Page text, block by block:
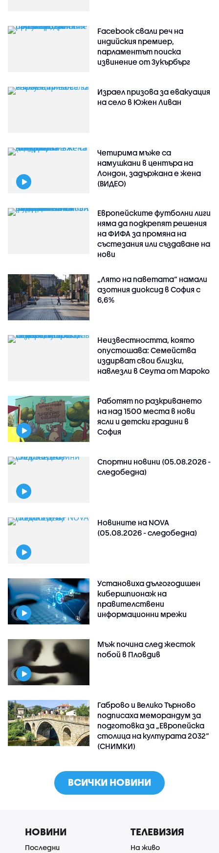
Facebook свали реч на
индийския премиер,
парламентът поиска
извинение от Зукърбърг
Израел призова за евакуация
на село в Южен Ливан
Четирима мъже са
намушкани в центъра на
Лондон, задържана е жена
(ВИДЕО)
Европейските футболни лиги
няма да подкрепят решения
на ФИФА за промяна на
състезания или създаване на
нови
„Лято на паветата“ намали
азотния диоксид в София с
6,6%
Неизвестността, която
опустошава: Семейства
издирват свои близки,
навлезли в Сеута от Мароко
Работят по разкриването
на над 1500 места в нови
ясли и детски градини в
София
Спортни новини (05.08.2026 -
следобедна)
Новините на NOVA
(05.08.2026 - следобедна)
Установиха дългогодишен
кибершпионаж на
правителствени
информационни мрежи
Мъж почина след жесток
побой в Пловдив
Габрово и Велико Търново
подписаха меморандум за
подготовка за „Европейска
столица на културата 2032“
(СНИМКИ)
ВСИЧКИ НОВИНИ
НОВИНИ
Последни
ТЕЛЕВИЗИЯ
На живо